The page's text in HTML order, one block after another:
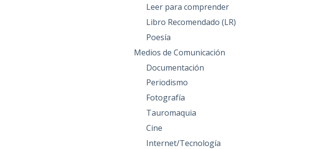
Leer para comprender
Libro Recomendado (LR)
Poesía
Medios de Comunicación
Documentación
Periodismo
Fotografía
Tauromaquia
Cine
Internet/Tecnología